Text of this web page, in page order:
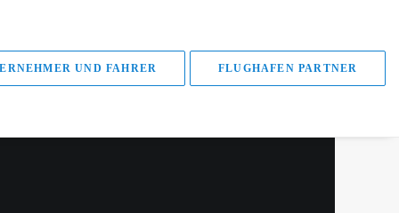
UND FAHRER FLUGHAFEN PARTNER